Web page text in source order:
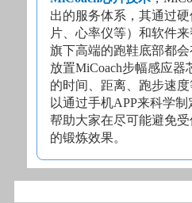
出的服务体系，其通过
片、心率仪等）和软件
旗下高端的跑鞋底部都
放置MiCoach步幅感应
的时间、距离、跑步速
以通过手机APP来科学制
帮助大家在尽可能避免
的锻炼效果。